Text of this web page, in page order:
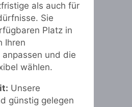
als auch für
Sie
Platz in
Ihren
und die
wählen.
Unsere
günstig gelegen